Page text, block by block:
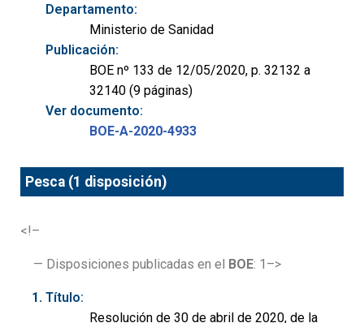
Departamento:
Ministerio de Sanidad
Publicación:
BOE nº 133 de 12/05/2020, p. 32132 a
32140 (9 páginas)
Ver documento:
BOE-A-2020-4933
Pesca (1 disposición)
<!–
— Disposiciones publicadas en el BOE: 1–>
Título:
Resolución de 30 de abril de 2020, de la